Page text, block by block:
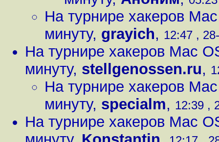
На турнире хакеров
минуту, grayich, 12:47 ,
На турнире хакеров Mac
минуту, stellgenossen.ru,
На турнире хакеров
минуту, specialm, 12:39 ,
На турнире хакеров Mac